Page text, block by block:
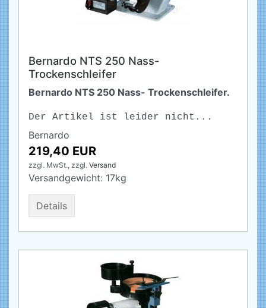
Bernardo NTS 250 Nass-
Trockenschleifer
Bernardo NTS 250 Nass- Trockenschleifer.
Der Artikel ist leider nicht...
Bernardo
219,40 EUR
zzgl. MwSt., zzgl. Versand
Versandgewicht: 17kg
Details